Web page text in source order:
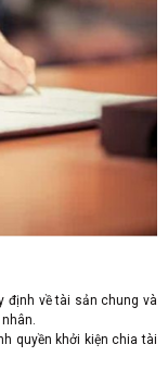
định về tài sản chung và
quyền khởi kiện chia tài